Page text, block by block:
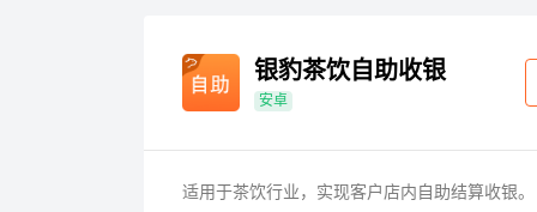
银豹茶饮自助收银
安卓
适用于茶饮行业，实现客户店内自助结算收银。